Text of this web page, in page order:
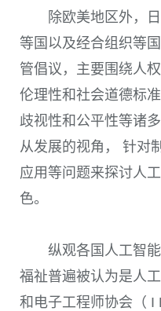
除欧美地区外，
等国以及经合组织等
管倡议，主要围绕人
伦理性和社会道德标
歧视性和公平性等诸
从发展的视角， 针对
应用等问题来探讨人
色。
纵观各国人工智
福祉普遍被认为是人
和电子工程师协会（ I